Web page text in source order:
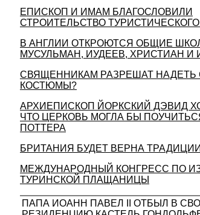
ЕПИСКОП И ИМАМ БЛАГОСЛОВИЛИ
СТРОИТЕЛЬСТВО
В АНГЛИИ ОТКРОЮТСЯ ОБЩИЕ
МУСУЛЬМАН, ИУДЕЕВ, ХРИСТИАН И
СВЯЩЕННИКАМ РАЗРЕШАТ
КОСТЮМЫ?
АРХИЕПИСКОП ЙОРКСКИЙ ДЭВИД
ЧТО ЦЕРКОВЬ МОГЛА БЫ
ПОТТЕРА
БРИТАНИЯ БУДЕТ ВЕРНА ТРАДИЦИИ
МЕЖДУНАРОДНЫЙ КОНГРЕСС ПО
ТУРИНСКОЙ ПЛАЩАНИЦЫ
ПАПА ИОАНН ПАВЕЛ II ОТБЫЛ В